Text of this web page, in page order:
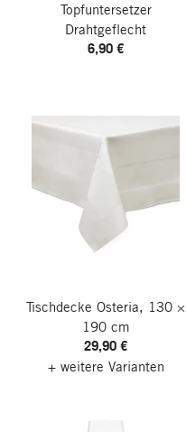
Topfuntersetzer
Drahtgeflecht
6,90 €
Tischdecke Osteria, 130 ×
190 cm
29,90 €
+ weitere Varianten